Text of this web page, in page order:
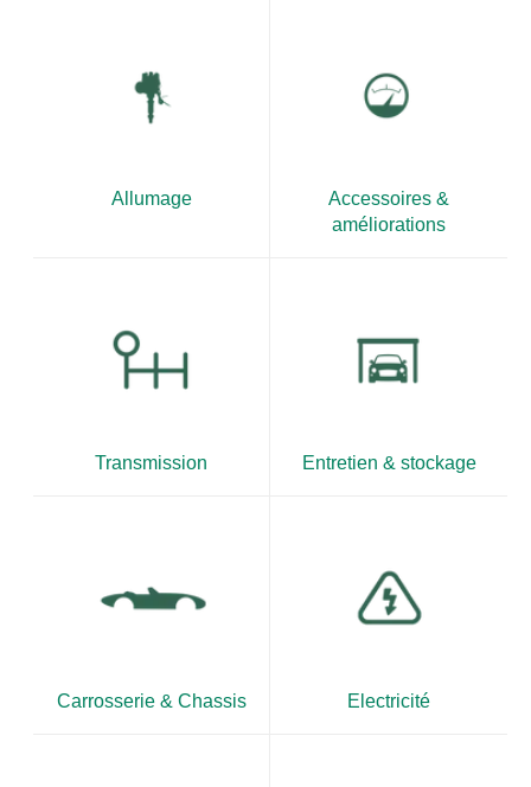
Allumage
Accessoires &
améliorations
Transmission Entretien & stockage
Carrosserie & Chassis Electricité